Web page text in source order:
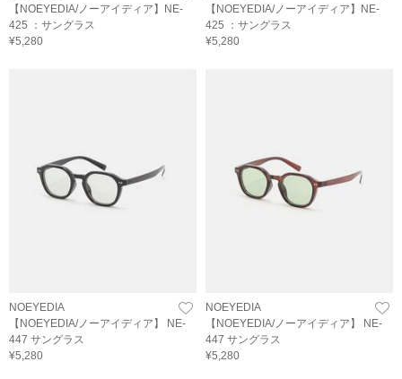
【NOEYEDIA/ノーアイディア】NE-
425 ：サングラス
¥5,280
【NOEYEDIA/ノーアイディア】NE-
425 ：サングラス
¥5,280
NOEYEDIA
【NOEYEDIA/ノーアイディア】 NE-
447 サングラス
¥5,280
NOEYEDIA
【NOEYEDIA/ノーアイディア】 NE-
447 サングラス
¥5,280